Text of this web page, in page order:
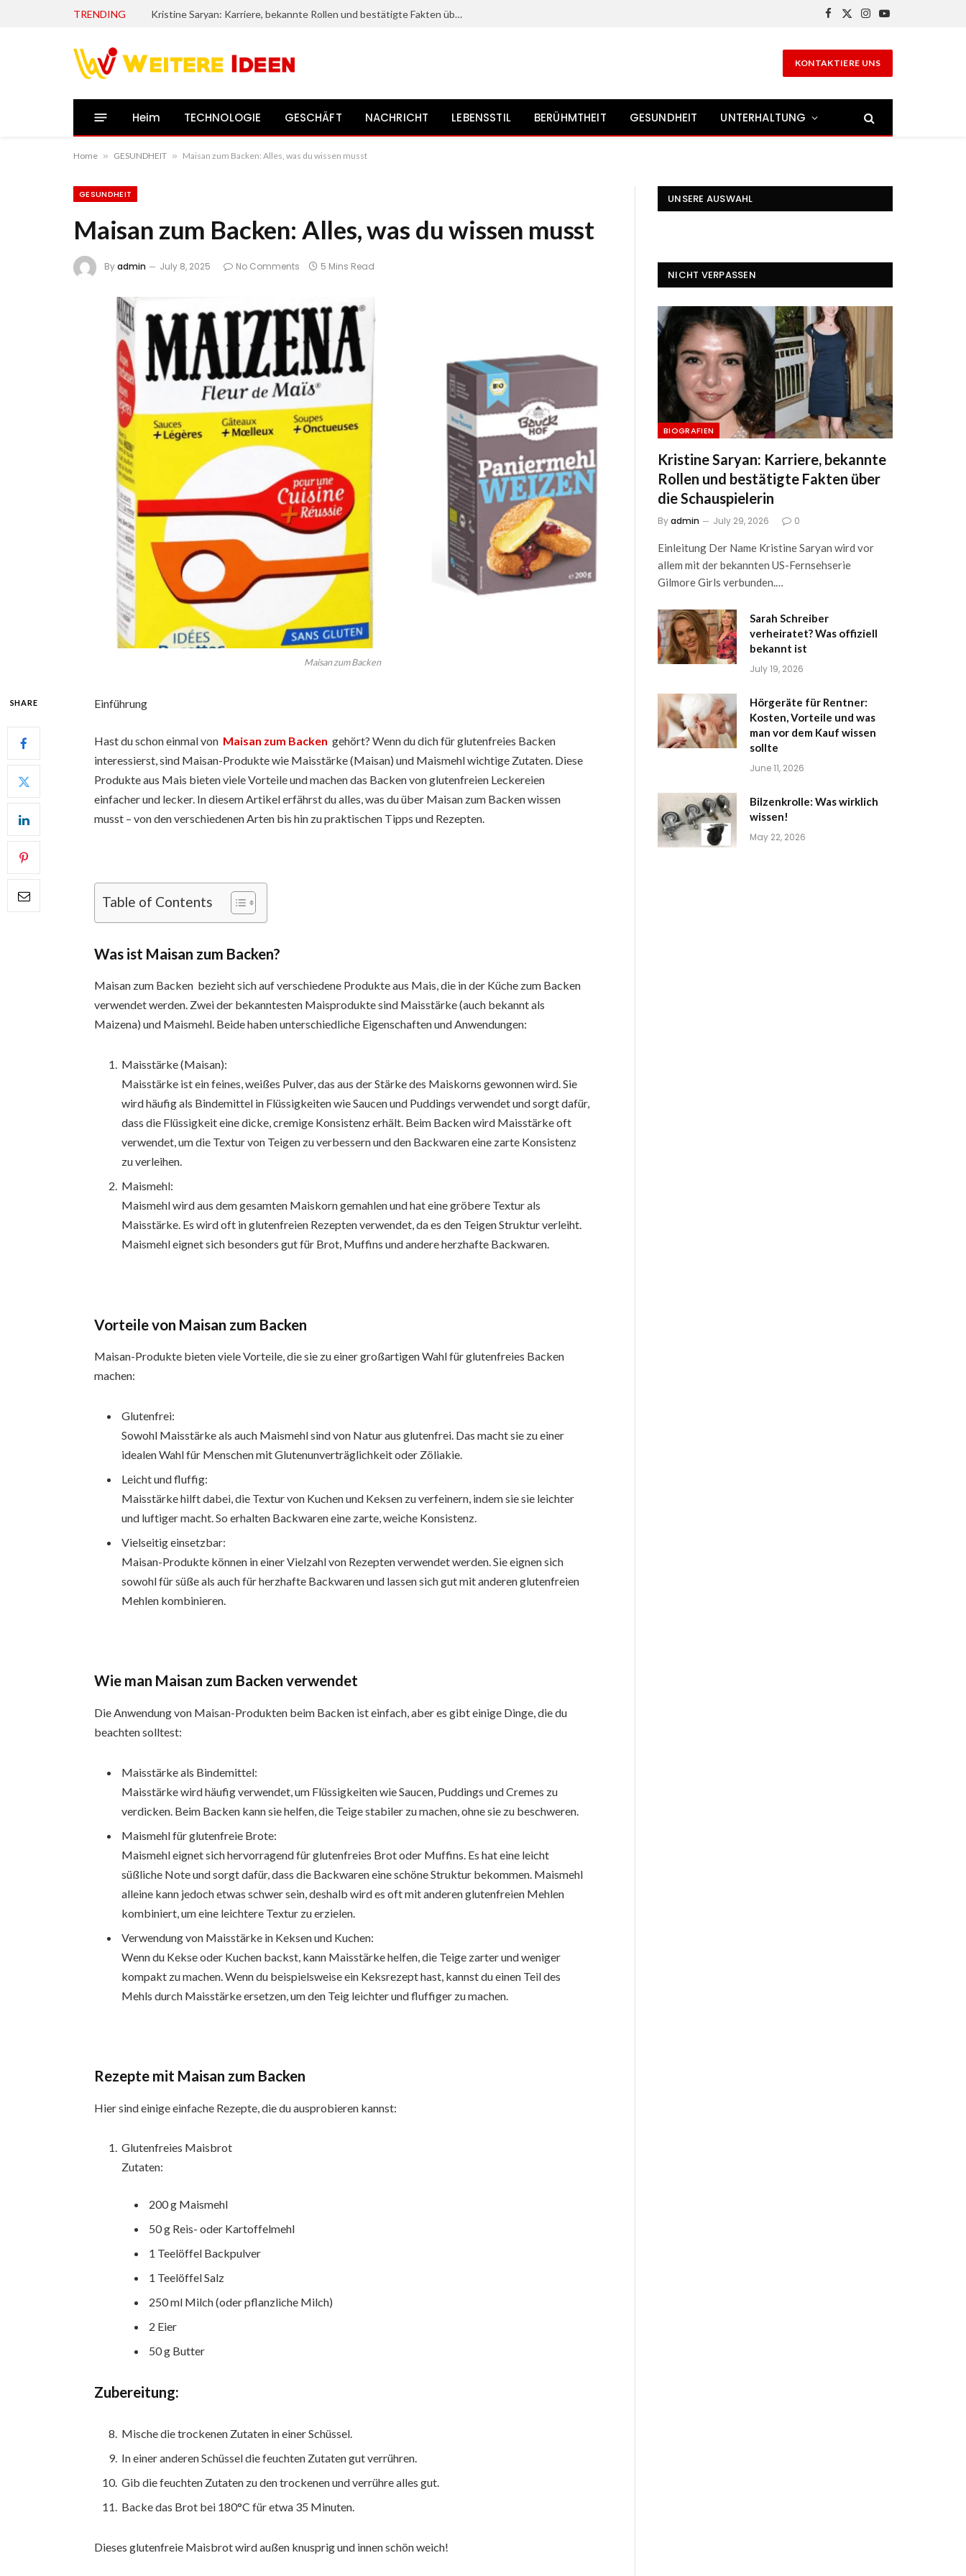
TRENDING Kristine Saryan: Karriere, bekannte Rollen und bestätigte Fakten über die Schauspielerin
Facebook
X
Instagram
YouTube
KONTAKTIERE UNS
Heim TECHNOLOGIE GESCHÄFT NACHRICHT LEBENSSTIL BERÜHMTHEIT GESUNDHEIT UNTERHALTUNG
Home » GESUNDHEIT » Maisan zum Backen: Alles, was du wissen musst
GESUNDHEIT
Maisan zum Backen: Alles, was du wissen musst
Byadmin July 8, 2025 No Comments 5 Mins Read
Maisan zum Backen
SHARE Einführung
Hast du schon einmal von Maisan zum Backen gehört? Wenn du dich für glutenfreies Backen
interessierst, sind Maisan-Produkte wie Maisstärke (Maisan) und Maismehl wichtige Zutaten. Diese
Produkte aus Mais bieten viele Vorteile und machen das Backen von glutenfreien Leckereien
einfacher und lecker. In diesem Artikel erfährst du alles, was du über Maisan zum Backen wissen
musst – von den verschiedenen Arten bis hin zu praktischen Tipps und Rezepten.
Table of Contents
Was ist Maisan zum Backen?
Maisan zum Backen bezieht sich auf verschiedene Produkte aus Mais, die in der Küche zum Backen
verwendet werden. Zwei der bekanntesten Maisprodukte sind Maisstärke (auch bekannt als
Maizena) und Maismehl. Beide haben unterschiedliche Eigenschaften und Anwendungen:
Maisstärke (Maisan):
Maisstärke ist ein feines, weißes Pulver, das aus der Stärke des Maiskorns gewonnen wird. Sie
wird häufig als Bindemittel in Flüssigkeiten wie Saucen und Puddings verwendet und sorgt dafür,
dass die Flüssigkeit eine dicke, cremige Konsistenz erhält. Beim Backen wird Maisstärke oft
verwendet, um die Textur von Teigen zu verbessern und den Backwaren eine zarte Konsistenz
zu verleihen.
Maismehl:
Maismehl wird aus dem gesamten Maiskorn gemahlen und hat eine gröbere Textur als
Maisstärke. Es wird oft in glutenfreien Rezepten verwendet, da es den Teigen Struktur verleiht.
Maismehl eignet sich besonders gut für Brot, Muffins und andere herzhafte Backwaren.
Vorteile von Maisan zum Backen
Maisan-Produkte bieten viele Vorteile, die sie zu einer großartigen Wahl für glutenfreies Backen
machen:
Glutenfrei:
Sowohl Maisstärke als auch Maismehl sind von Natur aus glutenfrei. Das macht sie zu einer
idealen Wahl für Menschen mit Glutenunverträglichkeit oder Zöliakie.
Leicht und fluffig:
Maisstärke hilft dabei, die Textur von Kuchen und Keksen zu verfeinern, indem sie sie leichter
und luftiger macht. So erhalten Backwaren eine zarte, weiche Konsistenz.
Vielseitig einsetzbar:
Maisan-Produkte können in einer Vielzahl von Rezepten verwendet werden. Sie eignen sich
sowohl für süße als auch für herzhafte Backwaren und lassen sich gut mit anderen glutenfreien
Mehlen kombinieren.
Wie man Maisan zum Backen verwendet
Die Anwendung von Maisan-Produkten beim Backen ist einfach, aber es gibt einige Dinge, die du
beachten solltest:
Maisstärke als Bindemittel:
Maisstärke wird häufig verwendet, um Flüssigkeiten wie Saucen, Puddings und Cremes zu
verdicken. Beim Backen kann sie helfen, die Teige stabiler zu machen, ohne sie zu beschweren.
Maismehl für glutenfreie Brote:
Maismehl eignet sich hervorragend für glutenfreies Brot oder Muffins. Es hat eine leicht
süßliche Note und sorgt dafür, dass die Backwaren eine schöne Struktur bekommen. Maismehl
alleine kann jedoch etwas schwer sein, deshalb wird es oft mit anderen glutenfreien Mehlen
kombiniert, um eine leichtere Textur zu erzielen.
Verwendung von Maisstärke in Keksen und Kuchen:
Wenn du Kekse oder Kuchen backst, kann Maisstärke helfen, die Teige zarter und weniger
kompakt zu machen. Wenn du beispielsweise ein Keksrezept hast, kannst du einen Teil des
Mehls durch Maisstärke ersetzen, um den Teig leichter und fluffiger zu machen.
Rezepte mit Maisan zum Backen
Hier sind einige einfache Rezepte, die du ausprobieren kannst:
Glutenfreies Maisbrot
Zutaten:
200 g Maismehl
50 g Reis- oder Kartoffelmehl
1 Teelöffel Backpulver
1 Teelöffel Salz
250 ml Milch (oder pflanzliche Milch)
2 Eier
50 g Butter
Zubereitung:
Mische die trockenen Zutaten in einer Schüssel.
In einer anderen Schüssel die feuchten Zutaten gut verrühren.
Gib die feuchten Zutaten zu den trockenen und verrühre alles gut.
Backe das Brot bei 180°C für etwa 35 Minuten.
Dieses glutenfreie Maisbrot wird außen knusprig und innen schön weich!
UNSERE AUSWAHL
NICHT VERPASSEN
BIOGRAFIEN
Kristine Saryan: Karriere, bekannte
Rollen und bestätigte Fakten über
die Schauspielerin
Byadmin July 29, 2026 0
Einleitung Der Name Kristine Saryan wird vor
allem mit der bekannten US-Fernsehserie
Gilmore Girls verbunden.…
Sarah Schreiber
verheiratet? Was offiziell
bekannt ist
July 19, 2026
Hörgeräte für Rentner:
Kosten, Vorteile und was
man vor dem Kauf wissen
sollte
June 11, 2026
Bilzenkrolle: Was wirklich
wissen!
May 22, 2026